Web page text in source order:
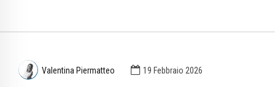
Valentina Piermatteo 19 Febbraio 2026